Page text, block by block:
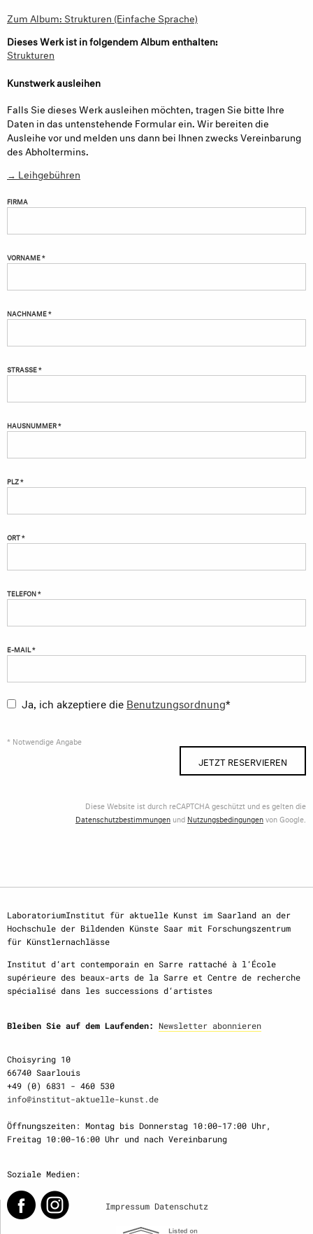
Zum Album: Strukturen (Einfache Sprache)
Dieses Werk ist in folgendem Album enthalten:
Strukturen
Kunstwerk ausleihen
Falls Sie dieses Werk ausleihen möchten, tragen Sie bitte Ihre
Daten in das untenstehende Formular ein. Wir bereiten die
Ausleihe vor und melden uns dann bei Ihnen zwecks Vereinbarung
des Abholtermins.
→ Leihgebühren
FIRMA
VORNAME *
NACHNAME *
STRASSE *
HAUSNUMMER *
PLZ *
ORT *
TELEFON *
E-MAIL *
Ja, ich akzeptiere die Benutzungsordnung*
* Notwendige Angabe
JETZT RESERVIEREN
Diese Website ist durch reCAPTCHA geschützt und es gelten die
Datenschutzbestimmungen und Nutzungsbedingungenvon Google.
LaboratoriumInstitut für aktuelle Kunst im Saarland an der
Hochschule der Bildenden Künste Saar mit Forschungszentrum
für Künstlernachlässe
Institut d‘art contemporain en Sarre rattaché à l‘École
supérieure des beaux-arts de la Sarre et Centre de recherche
spécialisé dans les successions d‘artistes
Bleiben Sie auf dem Laufenden: Newsletter abonnieren
Choisyring 10
66740 Saarlouis
+49 (0) 6831 - 460 530
info@institut-aktuelle-kunst.de
Öffnungszeiten: Montag bis Donnerstag 10:00-17:00 Uhr,
Freitag 10:00-16:00 Uhr und nach Vereinbarung
Soziale Medien:
Impressum Datenschutz